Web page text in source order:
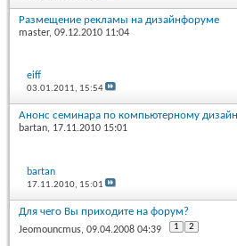
Размещение рекламы на дизайнфоруме
master, 09.12.2010 11:04
eiff
03.01.2011, 15:54
Анонс семинара по компьютерному
bartan, 17.11.2010 15:01
bartan
17.11.2010, 15:01
Для чего Вы приходите на форум?
Jeomouncmus, 09.04.2008 04:39 1 2